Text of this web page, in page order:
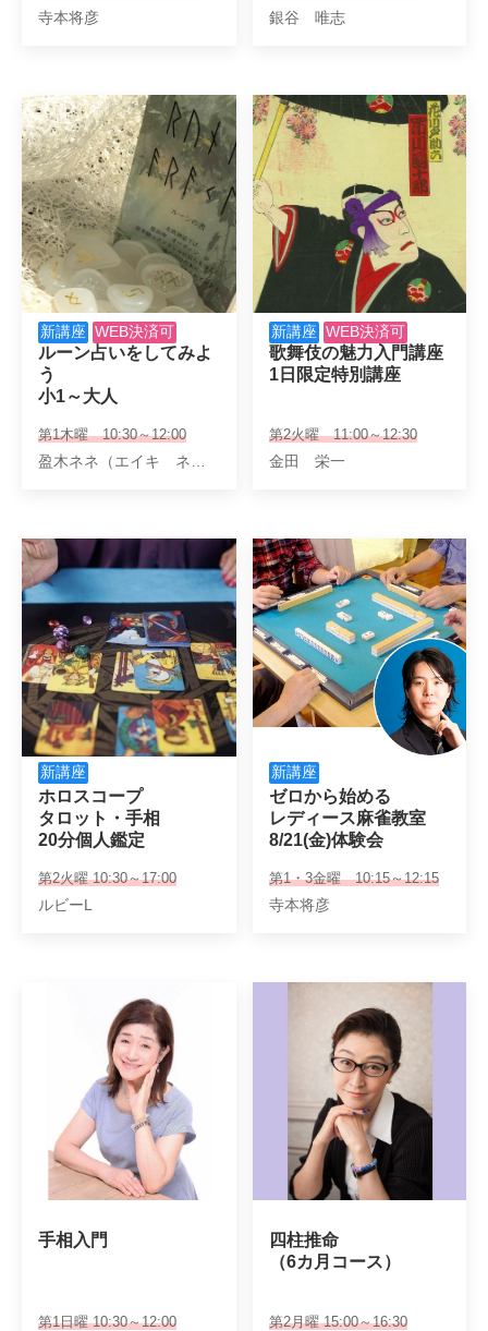
寺本将彦 銀谷 唯志
新講座 WEB決済可
ルーン占いをしてみよ
う
小1～大人
第1木曜 10:30～12:00
新講座 WEB決済可
歌舞伎の魅力入門講座
1日限定特別講座
第2火曜 11:00～12:30
金田 栄一
新講座
ホロスコープ
タロット・手相
20分個人鑑定
第2火曜 10:30～17:00
ルビーL
新講座
ゼロから始める
レディース麻雀教室
8/21(金)体験会
第1・3金曜 10:15～12:15
寺本将彦
手相入門
第1日曜 10:30～12:00
四柱推命
（6カ月コース）
第2月曜 15:00～16:30